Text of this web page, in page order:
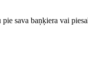
sava baņķiera vai